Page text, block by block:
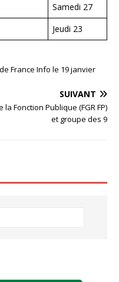
Samedi 27
Jeudi 23
France Info le 19 janvier
SUIVANT
Fonction Publique (FGR FP)
et groupe des 9